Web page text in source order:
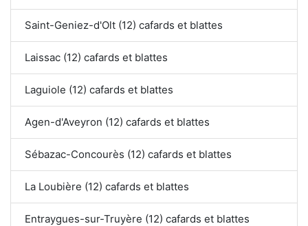
Saint-Geniez-d'Olt (12) cafards et blattes
Laissac (12) cafards et blattes
Laguiole (12) cafards et blattes
Agen-d'Aveyron (12) cafards et blattes
Sébazac-Concourès (12) cafards et blattes
La Loubière (12) cafards et blattes
Entraygues-sur-Truyère (12) cafards et blattes